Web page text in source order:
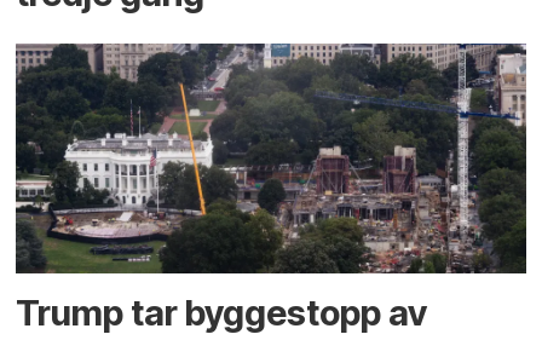
Trump tar byggestopp av